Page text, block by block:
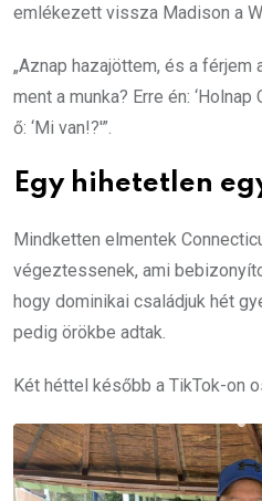
emlékezett vissza Madison a
„Aznap hazajöttem, és a férjem
ment a munka? Erre én:
ő: ‘Mi van!?'”.
Egy hihetetlen
Mindketten elmentek
végeztessenek, ami
hogy dominikai családjuk hét
pedig örökbe adtak.
Két héttel később a TikTok-on